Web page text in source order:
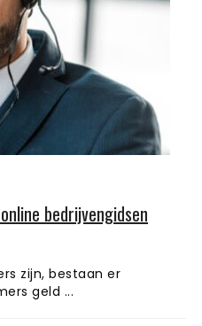
bedrijvengidsen
zijn, bestaan er
geld ...